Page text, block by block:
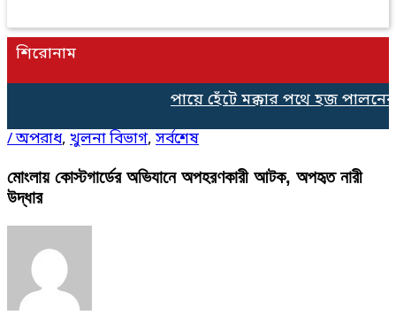
শিরোনাম
পায়ে হেঁটে মক্কার পথে হজ
/অপরাধ, খুলনা বিভাগ, সর্বশেষ
মোংলায় কোস্টগার্ডের অভিযানে অপহরণকারী আটক, অপহৃত নারী
উদ্ধার